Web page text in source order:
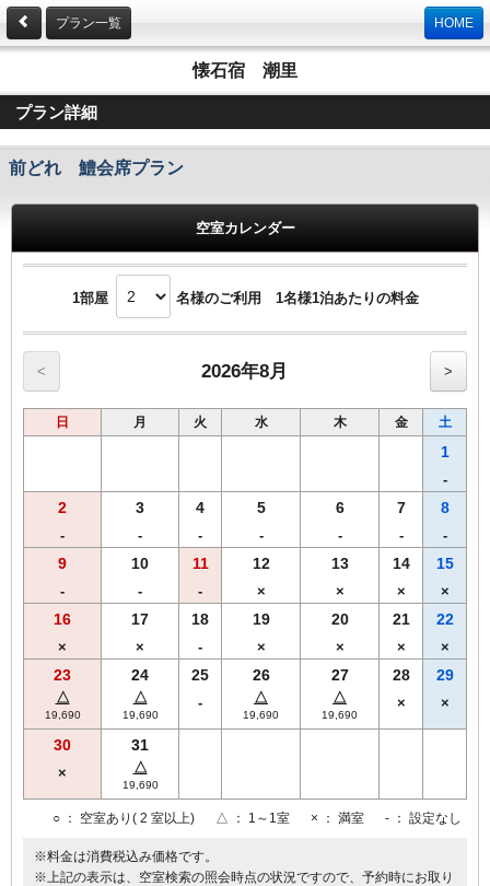
プラン一覧 HOME
懐石宿 潮里
プラン詳細
前どれ 鱧会席プラン
空室カレンダー
1部屋 名様のご利用 1名様1泊あたりの料金
< 2026年8月 >
日 月 火 水 木 金 土
1
-
2
-
3
-
4
-
5
-
6
-
7
-
8
-
9
-
10
-
11
-
12
×
13
×
14
×
15
×
16
×
17
×
18
-
19
×
20
×
21
×
22
×
23
△
19,690
24
△
19,690
25
-
26
△
19,690
27
△
19,690
28
×
29
×
30
×
31
△
19,690
○ ： 空室あり( 2 室以上) △ ： 1～1室 × ： 満室 - ： 設定なし
※料金は消費税込み価格です。
※上記の表示は、空室検索の照会時点の状況ですので、予約時にお取り